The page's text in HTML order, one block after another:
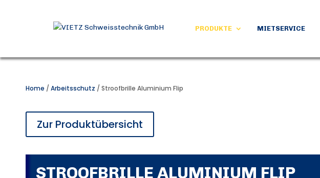
PRODUKTE MIETSERVICE
Home / Arbeitsschutz / Stroofbrille Aluminium Flip
Zur Produktübersicht
STROOFBRILLE ALUMINIUM FLIP